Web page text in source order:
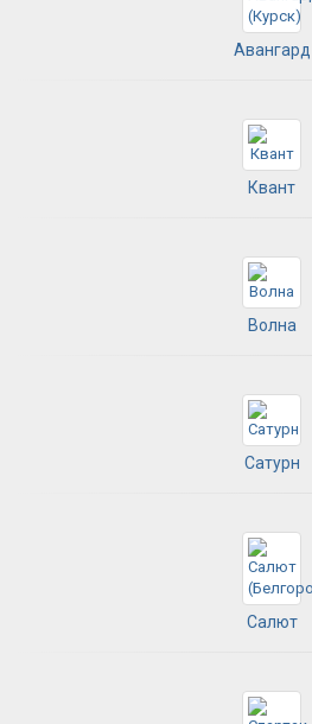
Авангард
Квант
Волна
Сатурн
Салют